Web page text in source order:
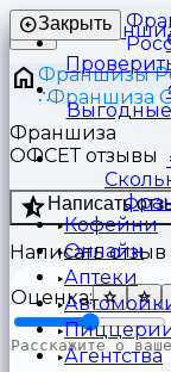
Закрыть
Кофейни
Онлайн
Аптеки
Агентства
Франшизы
Франшиза
Франшиза
ОФСЕТ отзывы
Написать
Написать отзыв
Оценка: